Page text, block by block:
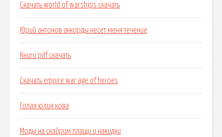
Скачать world of warships скачать
Юрий антонов аккорды несет меня течение
Книги pdf скачать
Скачать empire war age of heroes
Голая юлия кова
Моды на скайрим плащи и накидки